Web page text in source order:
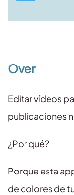
Over
Editar vídeos
publicaciones
¿Por qué?
Porque esta
de colores de